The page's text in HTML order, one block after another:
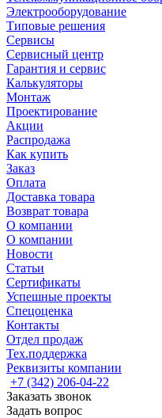
Электрооборудование
Типовые решения
Сервисы
Сервисный центр
Гарантия и сервис
Калькуляторы
Монтаж
Проектирование
Акции
Распродажа
Как купить
Заказ
Оплата
Доставка товара
Возврат товара
О компании
О компании
Новости
Статьи
Сертификаты
Успешные проекты
Спецоценка
Контакты
Отдел продаж
Тех.поддержка
Реквизиты компании
+7 (342) 206-04-22
Заказать звонок
Задать вопрос